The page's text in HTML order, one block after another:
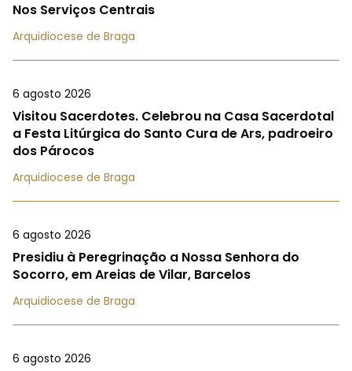
Nos Serviços Centrais
Arquidiocese de Braga
6 agosto 2026
Visitou Sacerdotes. Celebrou na Casa Sacerdotal
a Festa Litúrgica do Santo Cura de Ars, padroeiro
dos Párocos
Arquidiocese de Braga
6 agosto 2026
Presidiu à Peregrinação a Nossa Senhora do
Socorro, em Areias de Vilar, Barcelos
Arquidiocese de Braga
6 agosto 2026